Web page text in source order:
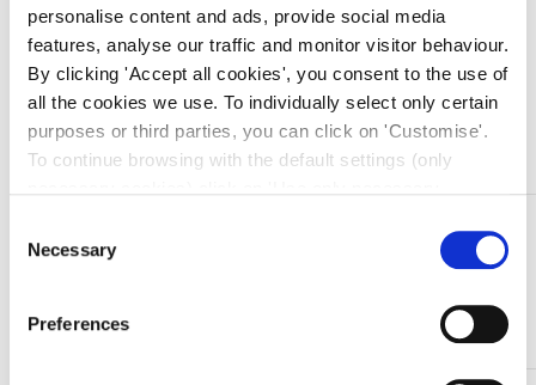
personalise content and ads, provide social media
features, analyse our traffic and monitor visitor behaviour.
By clicking 'Accept all cookies', you consent to the use of
all the cookies we use. To individually select only certain
purposes or third parties, you can click on 'Customise'.
To continue browsing with the default settings (only
Policy. The cookie settings can be updated at any time
Selection
Necessary
Preferences
Quantità
Aggiungi al carrello
Garza idrofila tagliata
Non sterile, bordi tagliati, in pacchi da kg 1.